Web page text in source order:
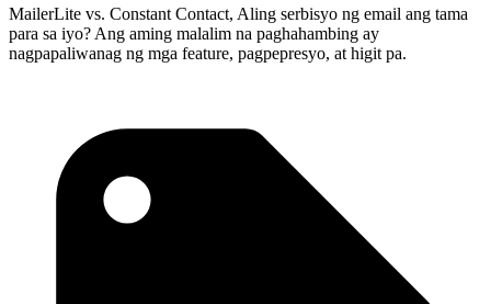
MailerLite vs. Constant Contact, Aling serbisyo ng email ang tama
para sa iyo? Ang aming malalim na paghahambing ay
nagpapaliwanag ng mga feature, pagpepresyo, at higit pa.